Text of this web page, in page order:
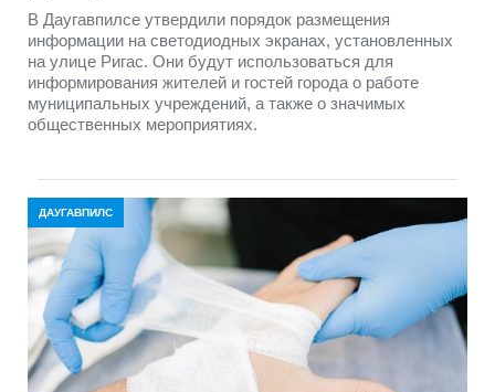
В Даугавпилсе утвердили порядок размещения
информации на светодиодных экранах, установленных
на улице Ригас. Они будут использоваться для
информирования жителей и гостей города о работе
муниципальных учреждений, а также о значимых
общественных мероприятиях.
ДАУГАВПИЛС